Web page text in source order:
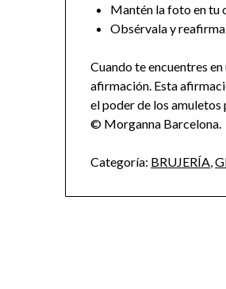
Mantén la foto en tu
Obsérvala y
Cuando te encuentres
afirmación. Esta
el poder de los amuletos
© Morganna Barcelona.
Categoría: BRUJERÍA,